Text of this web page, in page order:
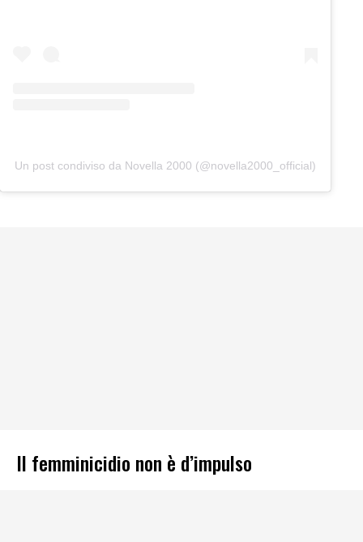
Un post condiviso da Novella 2000 (@novella2000_official)
Il femminicidio non è d’impulso